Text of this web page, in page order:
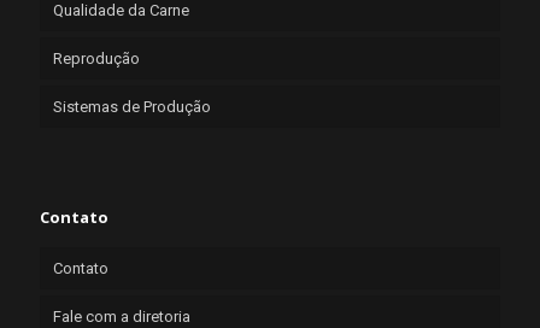
Qualidade da Carne
Reprodução
Sistemas de Produção
Contato
Contato
Fale com a diretoria